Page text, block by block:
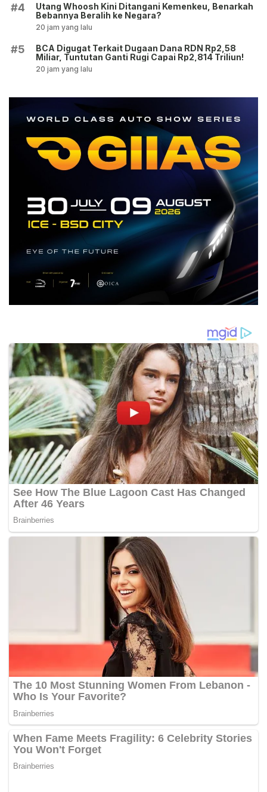
#4
Utang Whoosh Kini Ditangani Kemenkeu, Benarkah
Bebannya Beralih ke Negara?
20 jam yang lalu
#5
BCA Digugat Terkait Dugaan Dana RDN Rp2,58
Miliar, Tuntutan Ganti Rugi Capai Rp2,814 Triliun!
20 jam yang lalu